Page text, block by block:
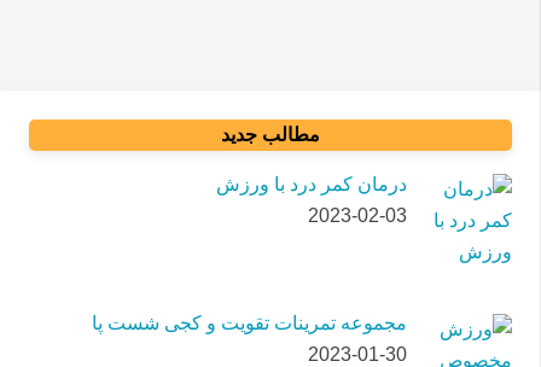
مطالب جدید
درمان کمر درد با ورزش
2023-02-03
مجموعه تمرینات تقویت و کجی شست پا
2023-01-30